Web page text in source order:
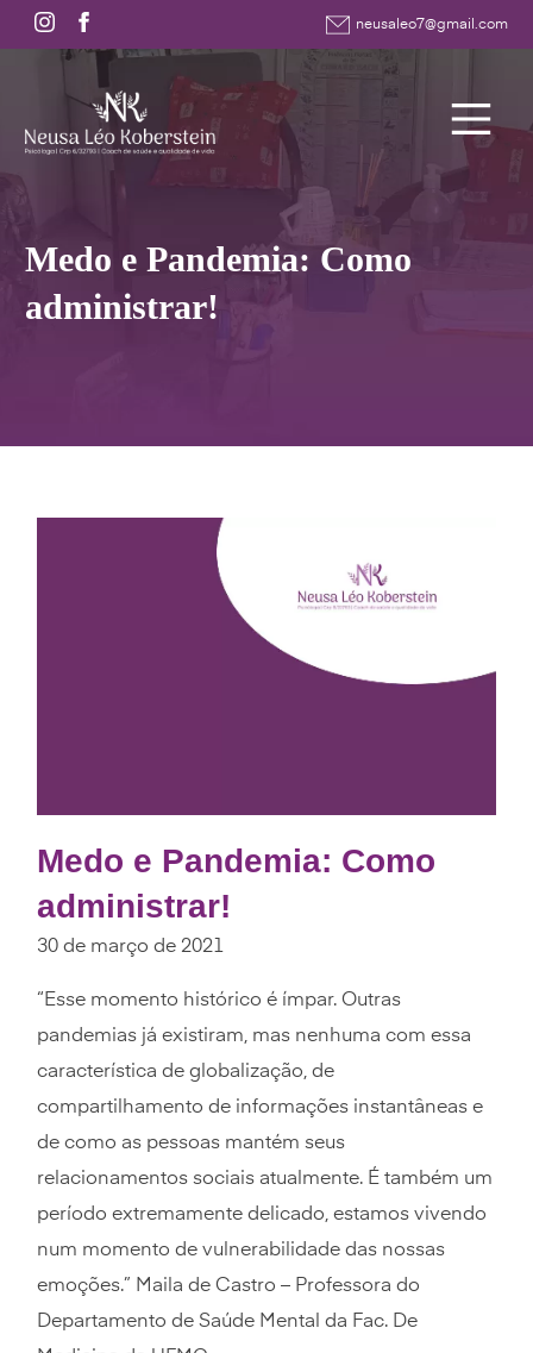
neusaleo7@gmail.com
Medo e Pandemia: Como
administrar!
Medo e Pandemia: Como
administrar!
30 de março de 2021
“Esse momento histórico é ímpar. Outras
pandemias já existiram, mas nenhuma com essa
característica de globalização, de
compartilhamento de informações instantâneas e
de como as pessoas mantém seus
relacionamentos sociais atualmente. É também um
período extremamente delicado, estamos vivendo
num momento de vulnerabilidade das nossas
emoções.” Maila de Castro – Professora do
Departamento de Saúde Mental da Fac. De